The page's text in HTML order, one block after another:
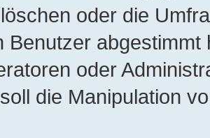
oder die
Benutzer
oder
die Manipulation